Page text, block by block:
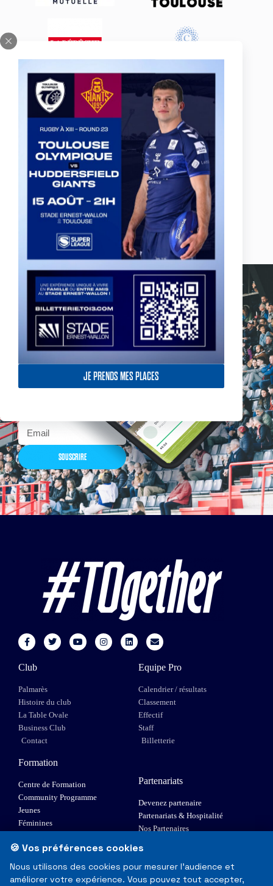
JE PRENDS MES PLACES
Actualités, nouveautés,
billetterie, remises
exceptionnelles dans la
boutique officielles & chez
SOUSCRIRE
Club
Palmarès
Histoire du club
La Table Ovale
Business Club
Contact
Equipe Pro
Calendrier / résultats
Classement
Effectif
Staff
Billetterie
Formation
Centre de Formation
Community Programme
Jeunes
Féminines
Elite 1
Partenariats
Devenez partenaire
Partenariats & Hospitalité
Nos Partenaires
🍪 Vos préférences cookies
Nous utilisons des cookies pour mesurer l'audience et
améliorer votre expérience. Vous pouvez tout accepter,